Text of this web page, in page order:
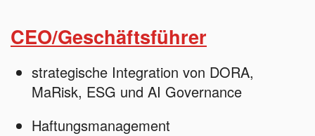
CEO/Geschäftsführer
strategische Integration von DORA,
MaRisk, ESG und AI Governance
Haftungsmanagement